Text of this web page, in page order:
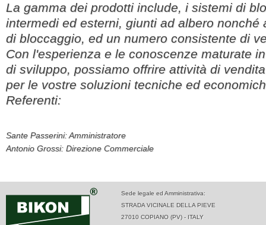
La gamma dei prodotti include, i sistemi di
intermedi ed esterni, giunti ad albero nonché
di bloccaggio, ed un numero consistente di
Con l'esperienza e le conoscenze maturate
di sviluppo, possiamo offrire attività di
per le vostre soluzioni tecniche ed
Referenti:
Sante Passerini: Amministratore
Antonio Grossi: Direzione Commerciale
Sede legale ed Amministrativa:
STRADA VICINALE DELLA PIEVE
27010 COPIANO (PV) - ITALY